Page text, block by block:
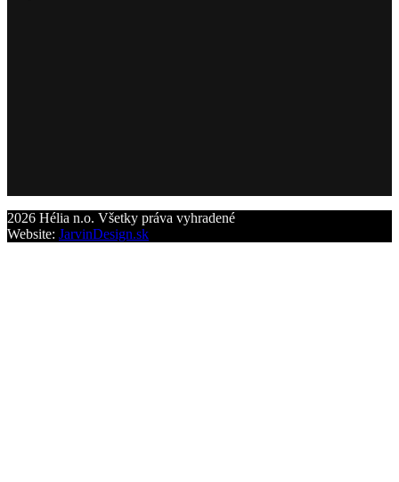
2026 Hélia n.o. Všetky práva vyhradené
Website: JarvinDesign.sk